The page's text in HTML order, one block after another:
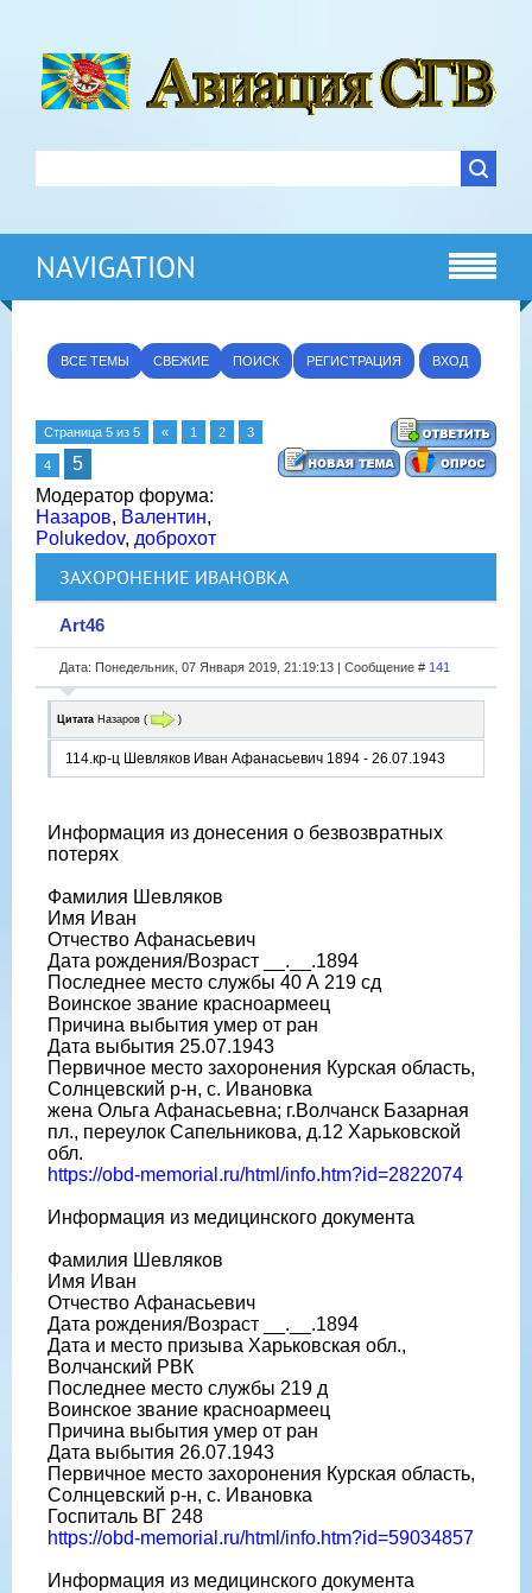
NAVIGATION
ВСЕ ТЕМЫ СВЕЖИЕ ПОИСК РЕГИСТРАЦИЯ ВХОД
Страница 5 из 5 « 1 2 3
4
5
Модератор форума:
Назаров, Валентин,
Polukedov, доброхот
ЗАХОРОНЕНИЕ ИВАНОВКА
Art46
Дата: Понедельник, 07 Января 2019, 21:19:13 | Сообщение # 141
Цитата Назаров ( )
114.кр-ц Шевляков Иван Афанасьевич 1894 - 26.07.1943
Информация из донесения о безвозвратных
потерях
Фамилия Шевляков
Имя Иван
Отчество Афанасьевич
Дата рождения/Возраст __.__.1894
Последнее место службы 40 А 219 сд
Воинское звание красноармеец
Причина выбытия умер от ран
Дата выбытия 25.07.1943
Первичное место захоронения Курская область,
Солнцевский р-н, с. Ивановка
жена Ольга Афанасьевна; г.Волчанск Базарная
пл., переулок Сапельникова, д.12 Харьковской
обл.
https://obd-memorial.ru/html/info.htm?id=2822074
Информация из медицинского документа
Фамилия Шевляков
Имя Иван
Отчество Афанасьевич
Дата рождения/Возраст __.__.1894
Дата и место призыва Харьковская обл.,
Волчанский РВК
Последнее место службы 219 д
Воинское звание красноармеец
Причина выбытия умер от ран
Дата выбытия 26.07.1943
Первичное место захоронения Курская область,
Солнцевский р-н, с. Ивановка
Госпиталь ВГ 248
https://obd-memorial.ru/html/info.htm?id=59034857
Информация из медицинского документа